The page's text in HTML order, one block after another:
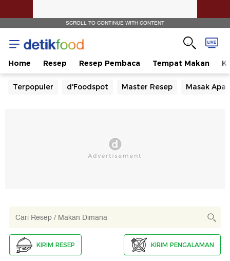
SCROLL TO CONTINUE WITH CONTENT
Home Resep Resep Pembaca Tempat Makan
Terpopuler d'Foodspot Master Resep Masak Apa
KIRIM RESEP KIRIM PENGALAMAN